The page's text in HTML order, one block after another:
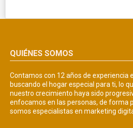
QUIÉNES SOMOS
Contamos con 12 años de experiencia
buscando el hogar especial para ti, lo
nuestro crecimiento haya sido
enfocamos en las personas, de forma
somos especialistas en marketing